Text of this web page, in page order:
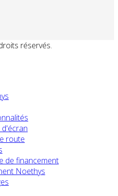
réservés.
d'écran
route
de financement
Noethys